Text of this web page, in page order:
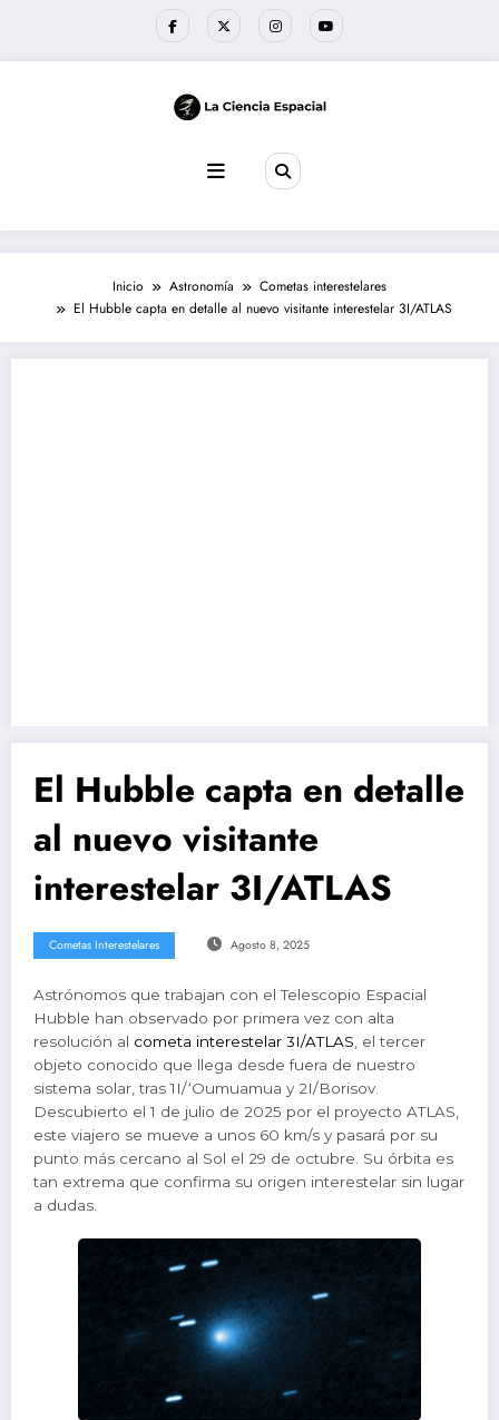
Inicio Astronomía
Cometas interestelares
El Hubble capta en detalle al nuevo visitante interestelar 3I/ATLAS
El Hubble capta en detalle
al nuevo visitante
interestelar 3I/ATLAS
Cometas Interestelares Agosto 8, 2025
Astrónomos que trabajan con el Telescopio Espacial
Hubble han observado por primera vez con alta
resolución al cometa interestelar 3I/ATLAS , el tercer
objeto conocido que llega desde fuera de nuestro
sistema solar, tras 1I/‘Oumuamua y 2I/Borisov.
Descubierto el 1 de julio de 2025 por el proyecto ATLAS,
este viajero se mueve a unos 60 km/s y pasará por su
punto más cercano al Sol el 29 de octubre. Su órbita es
tan extrema que confirma su origen interestelar sin lugar
a dudas.